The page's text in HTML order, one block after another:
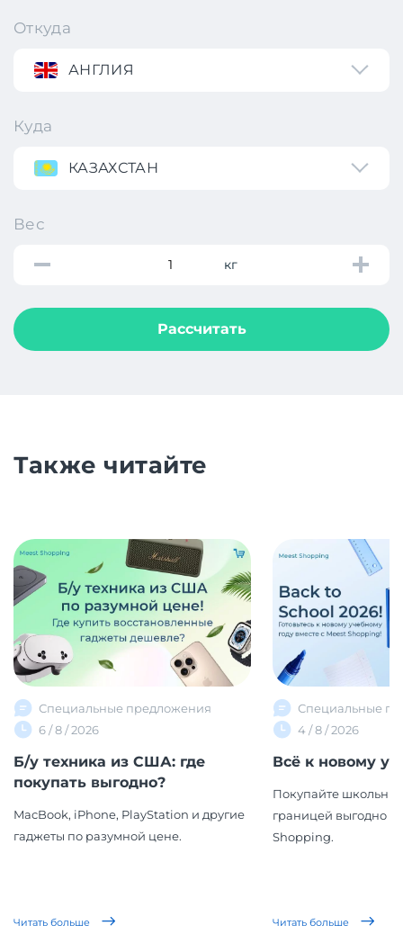
Откуда
АНГЛИЯ
Куда
КАЗАХСТАН
Вес
кг
Рассчитать
Также читайте
Специальные предложения
6 / 8 / 2026
Б/у техника из США: где
покупать выгодно?
MacBook, iPhone, PlayStation и другие
гаджеты по разумной цене.
Читать больше
Специальные
4 / 8 / 2026
Всё к новому
Покупайте
границей выгодно
Shopping.
Читать больше